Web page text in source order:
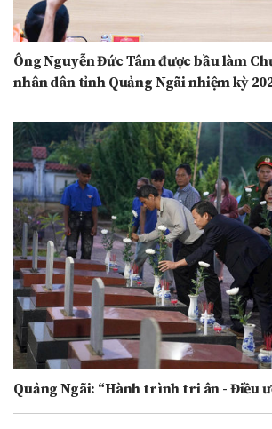
Ông Nguyễn Đức Tâm được bầu làm
nhân dân tỉnh Quảng Ngãi nhiệm kỳ
Quảng Ngãi: “Hành trình tri ân - Điều